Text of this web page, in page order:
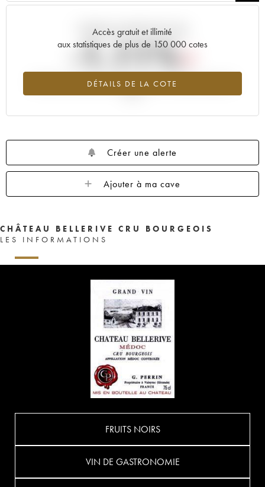
Accès gratuit et illimité
aux statistiques de plus de 150 000 cotes
DÉTAILS DE LA COTE
Tendance actuelle de la cote
-1.11%
Tendance à la baisse du millésime 1980 en 2026 par rapport à
Créer une alerte
Ajouter à ma cave
CHÂTEAU BELLERIVE CRU BOURGEOIS
LES INFORMATIONS
FRUITS NOIRS
VIN DE GASTRONOMIE